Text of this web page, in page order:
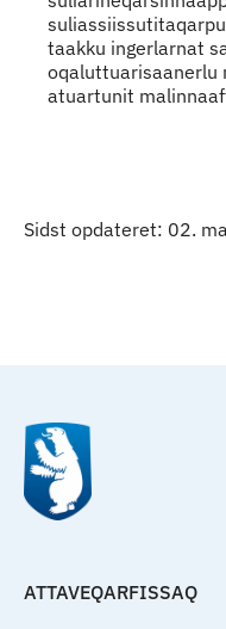
taakku ingerlarnat
oqaluttuarisaanerlu
atuartunit
Sidst opdateret: 02.
ATTAVEQARFISSAQ